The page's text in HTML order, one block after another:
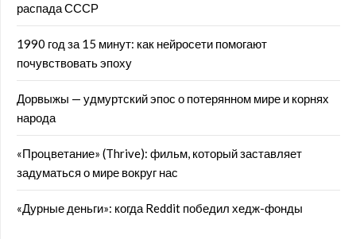
распада СССР
1990 год за 15 минут: как нейросети помогают
почувствовать эпоху
Дорвыжы — удмуртский эпос о потерянном мире и корнях
народа
«Процветание» (Thrive): фильм, который заставляет
задуматься о мире вокруг нас
«Дурные деньги»: когда Reddit победил хедж-фонды